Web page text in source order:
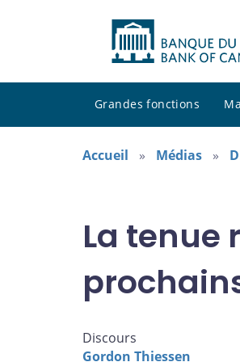
Grandes fonctions
Accueil Médias
La tenue
Discours
Gordon Thiessen